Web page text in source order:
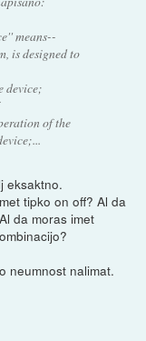
means--
is designed to
device;
of the
eksaktno.
tipko on off? Al da
da moras imet
neumnost nalimat.